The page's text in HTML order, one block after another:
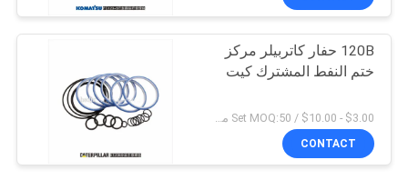
الموقع
POLICY
أسنان دلو لودر
29
120B حفار كاتربيلر مركز
ختم النفط المشترك كيت
$3.00 - $10.00 / Set MOQ:50 مجموعة / مجموعات
CONTACT